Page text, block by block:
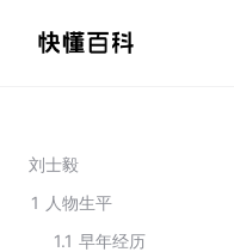
刘士毅
1 人物生平
1.1 早年经历